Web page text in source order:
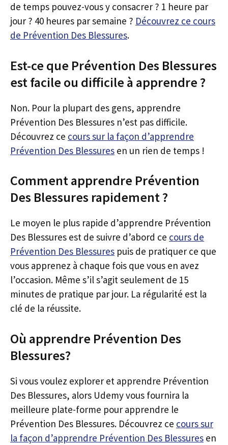
de temps pouvez-vous y consacrer ? 1 heure par
jour ? 40 heures par semaine ? Découvrez ce cours
de Prévention Des Blessures.
Est-ce que Prévention Des Blessures
est facile ou difficile à apprendre ?
Non. Pour la plupart des gens, apprendre
Prévention Des Blessures n’est pas difficile.
Découvrez ce cours sur la façon d’apprendre
Prévention Des Blessures en un rien de temps !
Comment apprendre Prévention
Des Blessures rapidement ?
Le moyen le plus rapide d’apprendre Prévention
Des Blessures est de suivre d’abord ce cours de
Prévention Des Blessures puis de pratiquer ce que
vous apprenez à chaque fois que vous en avez
l’occasion. Même s’il s’agit seulement de 15
minutes de pratique par jour. La régularité est la
clé de la réussite.
Où apprendre Prévention Des
Blessures?
Si vous voulez explorer et apprendre Prévention
Des Blessures, alors Udemy vous fournira la
meilleure plate-forme pour apprendre le
Prévention Des Blessures. Découvrez ce cours sur
la façon d’apprendre Prévention Des Blessures en